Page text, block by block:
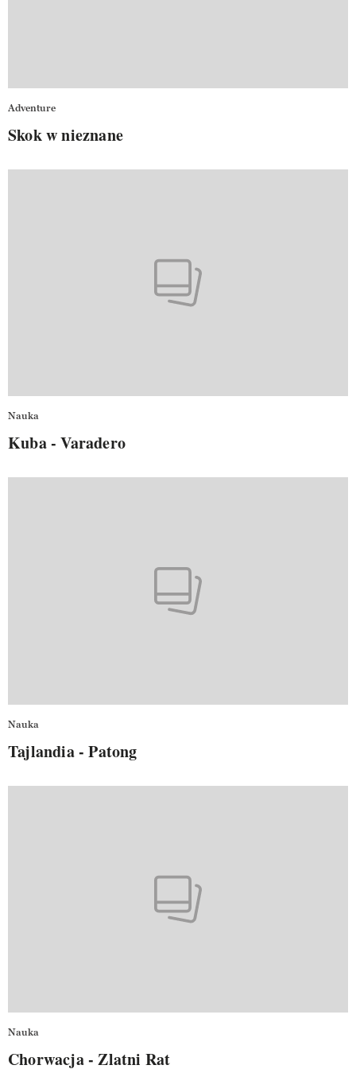
Adventure
Skok w nieznane
Nauka
Kuba - Varadero
Nauka
Tajlandia - Patong
Nauka
Chorwacja - Zlatni Rat